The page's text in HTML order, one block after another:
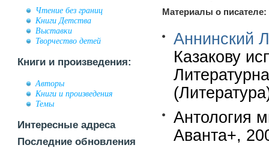
Чтение без границ
Книги Детства
Выставки
Творчество детей
Книги и произведения:
Авторы
Книги и произведения
Темы
Интересные адреса
Последние обновления
Материалы о писателе:
Аннинский
Казакову
Антология
Аванта+,